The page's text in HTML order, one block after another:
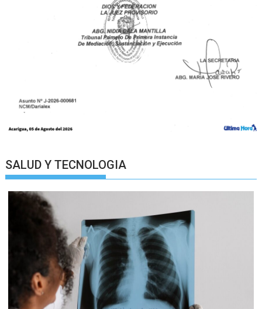
SALUD Y TECNOLOGIA